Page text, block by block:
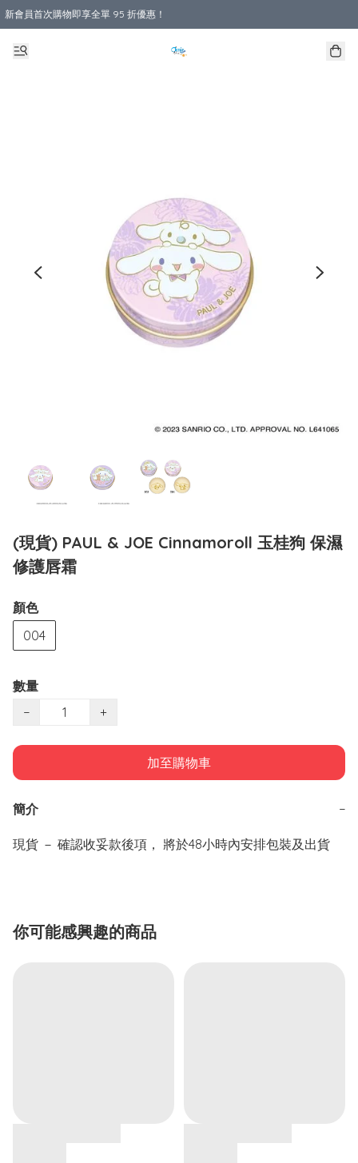
新會員首次購物即享全單 95 折優惠！
購物滿 HKD 800.00即享免運費優惠！（適用於 本地送貨、本地取貨 )
(現貨) PAUL & JOE Cinnamoroll 玉桂狗 保濕
修護唇霜
顏色
004
數量
−
+
加至購物車
簡介 −
現貨 － 確認收妥款後項， 將於48小時內安排包裝及出貨
你可能感興趣的商品